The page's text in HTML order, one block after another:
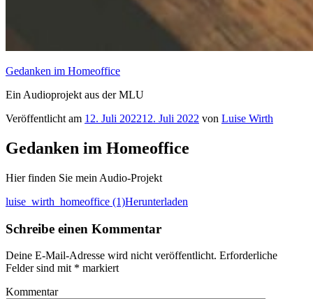
Gedanken im Homeoffice
Ein Audioprojekt aus der MLU
Veröffentlicht am 12. Juli 202212. Juli 2022 von Luise Wirth
Gedanken im Homeoffice
Hier finden Sie mein Audio-Projekt
luise_wirth_homeoffice (1)Herunterladen
Schreibe einen Kommentar
Deine E-Mail-Adresse wird nicht veröffentlicht. Erforderliche
Felder sind mit * markiert
Kommentar